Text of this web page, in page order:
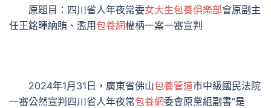
原題目：四川省人年夜常委女大生包養俱樂部會原副主
任王銘暉納賄、濫用包養網權柄一案一審宣判
2024年1月31日，廣東省佛山包養管道市中級國民法院
一審公然宣判四川省人年夜常包養網委會原黨組副書“是